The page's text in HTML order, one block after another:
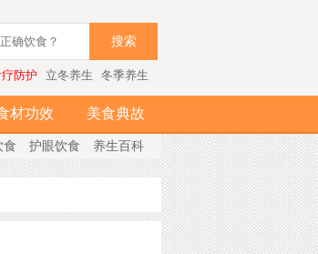
搜索
防护 立冬养生 冬季养生
材功效 美食典故
食 护眼饮食 养生百科